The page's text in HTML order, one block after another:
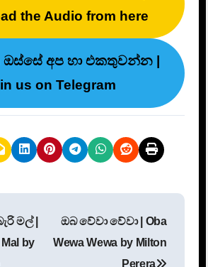
the Audio from here
ඔස්සේ අප හා එකතුවන්න |
us on Telegram
මල් |
by
ඔබ වේවා වේවා | Oba
Wewa Wewa by Milton
Perera